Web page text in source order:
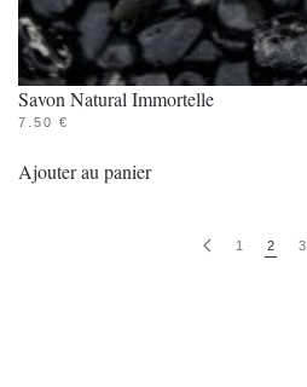
Savon Natural Immortelle
7.50 €
Ajouter au panier
1 2 3